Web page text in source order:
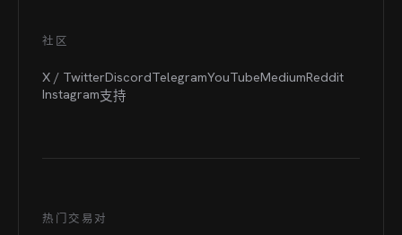
社区
X / TwitterDiscordTelegramYouTubeMediumReddit
Instagram支持
热门交易对